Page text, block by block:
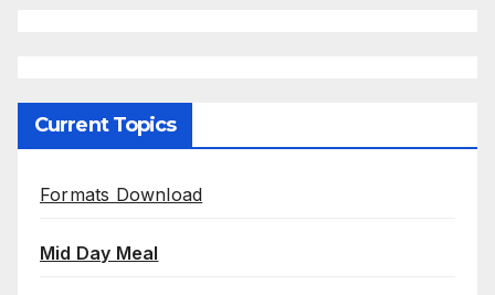
Current Topics
Formats Download
Mid Day Meal